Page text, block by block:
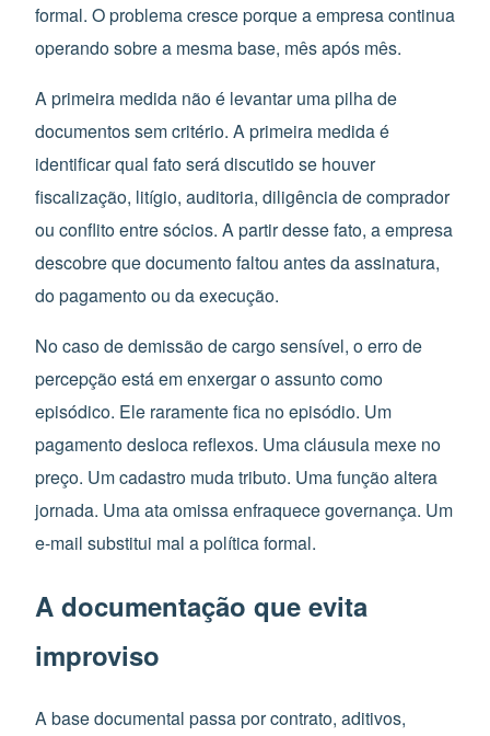
formal. O problema cresce porque a empresa continua
operando sobre a mesma base, mês após mês.
A primeira medida não é levantar uma pilha de
documentos sem critério. A primeira medida é
identificar qual fato será discutido se houver
fiscalização, litígio, auditoria, diligência de comprador
ou conflito entre sócios. A partir desse fato, a empresa
descobre que documento faltou antes da assinatura,
do pagamento ou da execução.
No caso de demissão de cargo sensível, o erro de
percepção está em enxergar o assunto como
episódico. Ele raramente fica no episódio. Um
pagamento desloca reflexos. Uma cláusula mexe no
preço. Um cadastro muda tributo. Uma função altera
jornada. Uma ata omissa enfraquece governança. Um
e-mail substitui mal a política formal.
A documentação que evita
improviso
A base documental passa por contrato, aditivos,